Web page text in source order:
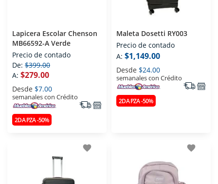
Lapicera Escolar Chenson
MB66592-A Verde
Precio de contado
De: $399.00
A: $279.00
Desde $7.00
semanales con Crédito
2DA PZA -50%
Maleta Dosetti RY003
Precio de contado
A: $1,149.00
Desde $24.00
semanales con Crédito
2DA PZA -50%
favorite favorite